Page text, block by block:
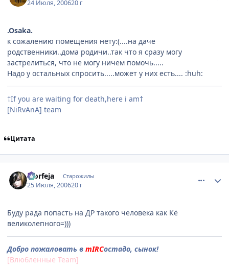
24 Июля, 200620 г
.Osakа.
к сожалению помещения нету:(....на даче
родственники..дома родичи..так что я сразу могу
застрелиться, что не могу ничем помочь.....
Надо у остальных спросить.....может у них есть.... :huh:
†If you are waiting for death,here i am†
[NiRvAnA] team
Цитата
Morfeja Старожилы
25 Июля, 200620 г
Буду рада попасть на ДР такого человека как Кё
великолепного=)))
Добро пожаловать в mIRCостадо, сынок!
[Влюбленные Team]